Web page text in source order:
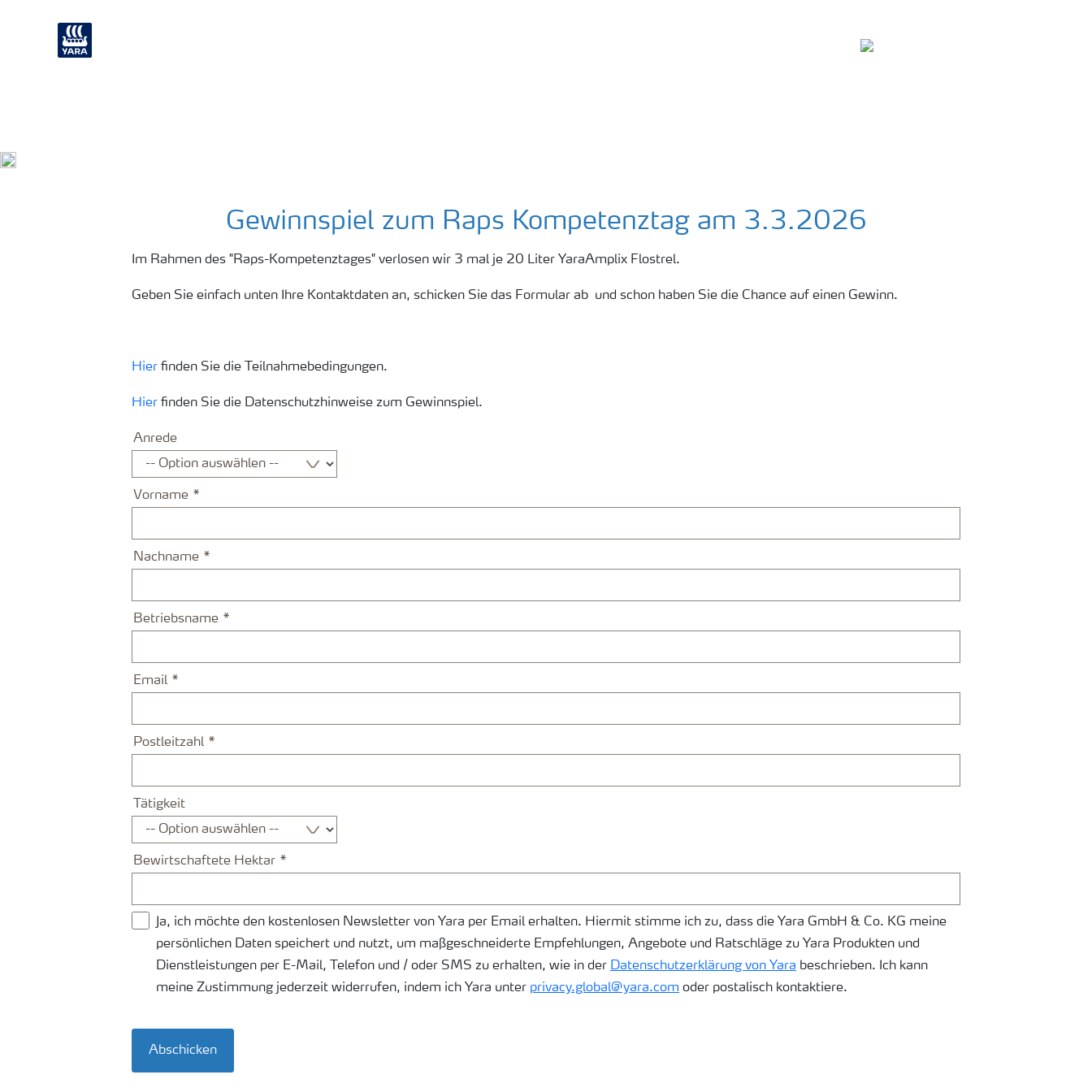
Gewinnspiel zum Raps Kompetenztag am 3.3.2026
Im Rahmen des "Raps-Kompetenztages" verlosen wir 3 mal je 20 Liter YaraAmplix Flostrel.
Geben Sie einfach unten Ihre Kontaktdaten an, schicken Sie das Formular ab und schon haben Sie die Chance auf einen Gewinn.
Hier finden Sie die Teilnahmebedingungen.
Hier finden Sie die Datenschutzhinweise zum Gewinnspiel.
Anrede
Vorname
Nachname
Betriebsname
Email
Postleitzahl
Tätigkeit
Bewirtschaftete Hektar
Ja, ich möchte den kostenlosen Newsletter von Yara per Email erhalten. Hiermit stimme ich zu, dass die Yara GmbH & Co. KG meine
persönlichen Daten speichert und nutzt, um maßgeschneiderte Empfehlungen, Angebote und Ratschläge zu Yara Produkten und
Dienstleistungen per E-Mail, Telefon und / oder SMS zu erhalten, wie in der Datenschutzerklärung von Yara beschrieben. Ich kann
meine Zustimmung jederzeit widerrufen, indem ich Yara unter privacy.global@yara.com oder postalisch kontaktiere.
Abschicken